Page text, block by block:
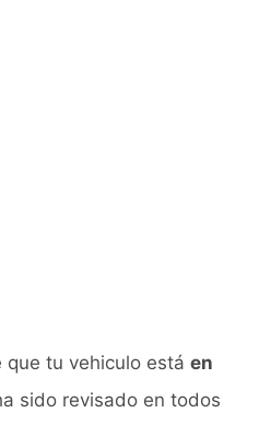
que tu vehiculo está en
sido revisado en todos